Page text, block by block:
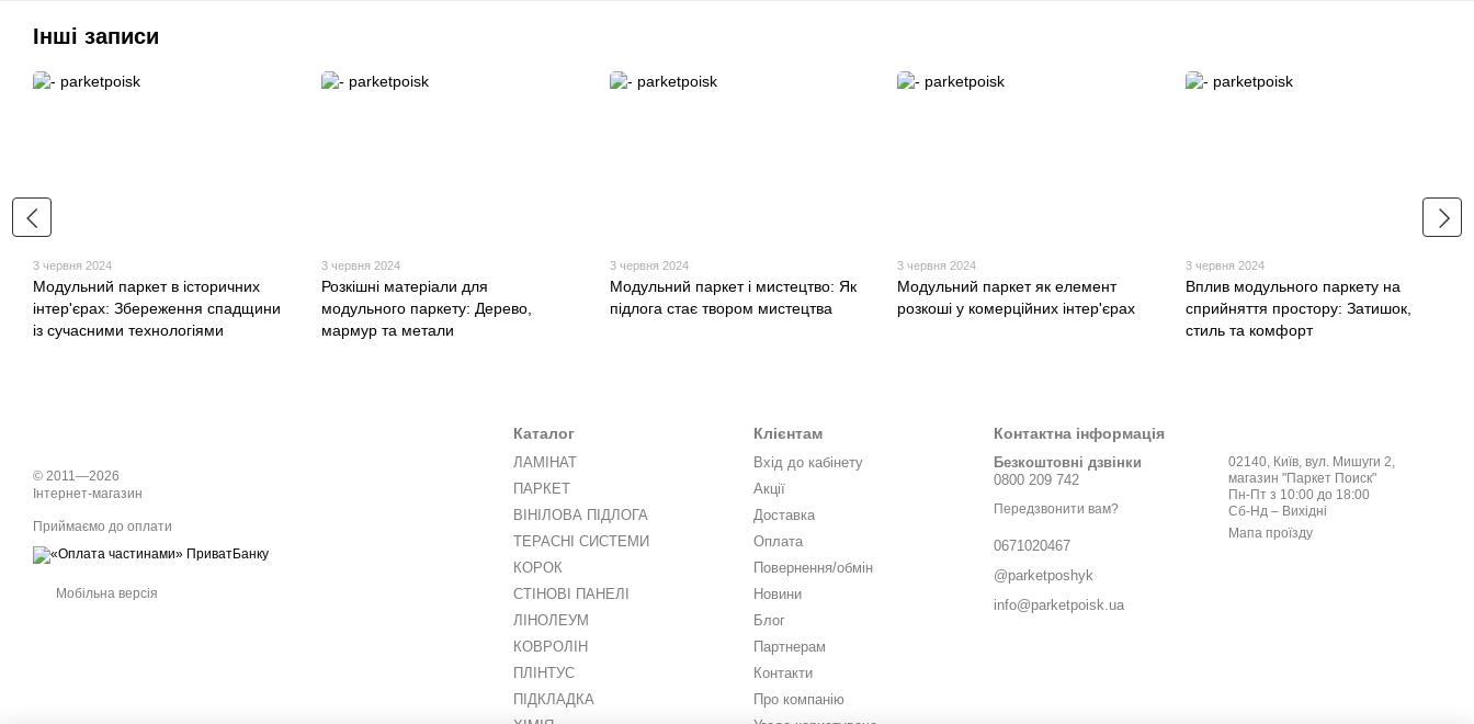
Інші записи
3 червня 2024
Модульний паркет в історичних
інтер'єрах: Збереження спадщини
із сучасними технологіями
3 червня 2024
Розкішні матеріали для
модульного паркету: Дерево,
мармур та метали
3 червня 2024
Модульний паркет і мистецтво: Як
підлога стає твором мистецтва
3 червня 2024
Модульний паркет як елемент
розкоші у комерційних інтер'єрах
3 червня 2024
Вплив модульного паркету на
сприйняття простору: Затишок,
стиль та комфорт
© 2011—2026
Інтернет-магазин
Приймаємо до оплати
Мобільна версія
Каталог
ЛАМІНАТ
ПАРКЕТ
ВІНІЛОВА ПІДЛОГА
ТЕРАСНІ СИСТЕМИ
КОРОК
СТІНОВІ ПАНЕЛІ
ЛІНОЛЕУМ
КОВРОЛІН
ПЛІНТУС
ПІДКЛАДКА
Клієнтам
Вхід до кабінету
Акції
Доставка
Оплата
Повернення/обмін
Новини
Блог
Партнерам
Контакти
Про компанію
Контактна інформація
Безкоштовні дзвінки
0800 209 742
Передзвонити вам?
0671020467
@parketposhyk
info@parketpoisk.ua
02140, Київ, вул. Мишуги 2,
магазин "Паркет Поиск"
Пн-Пт з 10:00 до 18:00
Сб-Нд – Вихідні
Мапа проїзду